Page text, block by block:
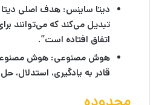
دیتا ساینس: هدف اصلی دیتا
تبدیل می‌کند که می‌توانند
اتفاق افتاده است”.
هوش مصنوعی: هوش مصنوعی
قادر به یادگیری، استدلال،